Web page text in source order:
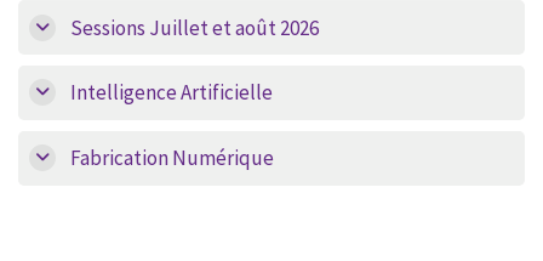
Sessions Juillet et août 2026
Intelligence Artificielle
Fabrication Numérique